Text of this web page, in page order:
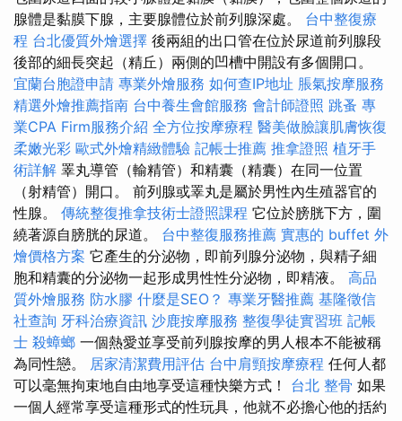
腺體是黏膜下腺，主要腺體位於前列腺深處。 台中整復療
程 台北優質外燴選擇 後兩組的出口管在位於尿道前列腺段
後部的細長突起（精丘）兩側的凹槽中開設有多個開口。
宜蘭台胞證申請 專業外燴服務 如何查IP地址 脹氣按摩服務
精選外燴推薦指南 台中養生會館服務 會計師證照 跳蚤 專
業CPA Firm服務介紹 全方位按摩療程 醫美做臉讓肌膚恢復
柔嫩光彩 歐式外燴精緻體驗 記帳士推薦 推拿證照 植牙手
術詳解 睪丸導管（輸精管）和精囊（精囊）在同一位置
（射精管）開口。 前列腺或睪丸是屬於男性內生殖器官的
性腺。 傳統整復推拿技術士證照課程 它位於膀胱下方，圍
繞著源自膀胱的尿道。 台中整復服務推薦 實惠的 buffet 外
燴價格方案 它產生的分泌物，即前列腺分泌物，與精子細
胞和精囊的分泌物一起形成男性性分泌物，即精液。 高品
質外燴服務 防水膠 什麼是SEO？ 專業牙醫推薦 基隆徵信
社查詢 牙科治療資訊 沙鹿按摩服務 整復學徒實習班 記帳
士 殺蟑螂 一個熱愛並享受前列腺按摩的男人根本不能被稱
為同性戀。 居家清潔費用評估 台中肩頸按摩療程 任何人都
可以毫無拘束地自由地享受這種快樂方式！ 台北 整骨 如果
一個人經常享受這種形式的性玩具，他就不必擔心他的括約